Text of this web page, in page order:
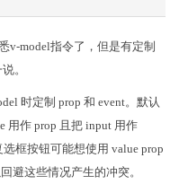
v-model指令了，但是有定制
。
时定制 prop 和 event。默认
用作 prop 且把 input 用作
框按钮可能想使用 value prop
避这些情况产生的冲突。